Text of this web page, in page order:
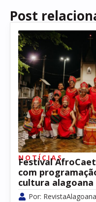
Post
NOTÍCIAS
Festival
com
cultura alagoana
Por: RevistaAlagoana